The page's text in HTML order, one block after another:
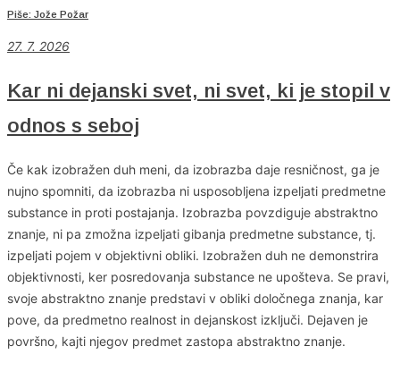
Piše: Jože Požar
27. 7. 2026
Kar ni dejanski svet, ni svet, ki je stopil v
odnos s seboj
Če kak izobražen duh meni, da izobrazba daje resničnost, ga je
nujno spomniti, da izobrazba ni usposobljena izpeljati predmetne
substance in proti postajanja. Izobrazba povzdiguje abstraktno
znanje, ni pa zmožna izpeljati gibanja predmetne substance, tj.
izpeljati pojem v objektivni obliki. Izobražen duh ne demonstrira
objektivnosti, ker posredovanja substance ne upošteva. Se pravi,
svoje abstraktno znanje predstavi v obliki določnega znanja, kar
pove, da predmetno realnost in dejanskost izključi. Dejaven je
površno, kajti njegov predmet zastopa abstraktno znanje.